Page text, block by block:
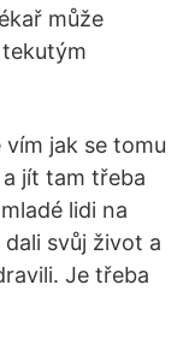
může
jak se tomu
jít tam třeba
lidi na
svůj život a
Je třeba